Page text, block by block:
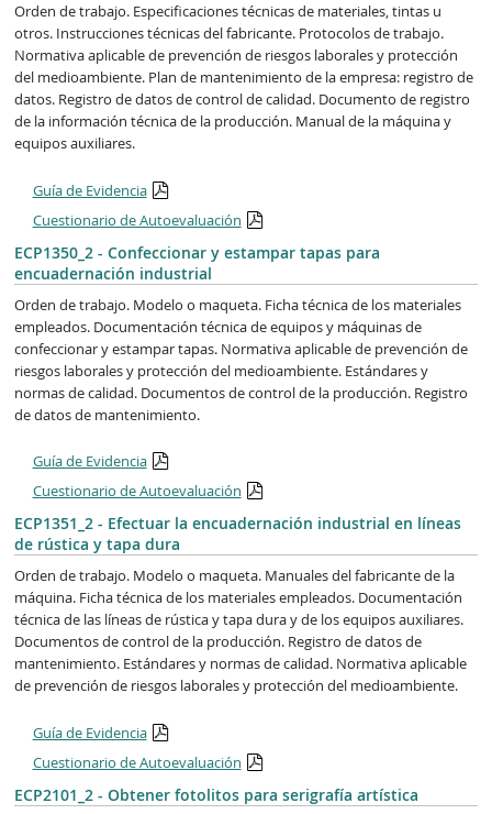
Orden de trabajo. Especificaciones técnicas de materiales, tintas u
otros. Instrucciones técnicas del fabricante. Protocolos de trabajo.
Normativa aplicable de prevención de riesgos laborales y protección
del medioambiente. Plan de mantenimiento de la empresa: registro de
datos. Registro de datos de control de calidad. Documento de registro
de la información técnica de la producción. Manual de la máquina y
equipos auxiliares.
Guía de Evidencia
Cuestionario de Autoevaluación
ECP1350_2 - Confeccionar y estampar tapas para
encuadernación industrial
Orden de trabajo. Modelo o maqueta. Ficha técnica de los materiales
empleados. Documentación técnica de equipos y máquinas de
confeccionar y estampar tapas. Normativa aplicable de prevención de
riesgos laborales y protección del medioambiente. Estándares y
normas de calidad. Documentos de control de la producción. Registro
de datos de mantenimiento.
Guía de Evidencia
Cuestionario de Autoevaluación
ECP1351_2 - Efectuar la encuadernación industrial en líneas
de rústica y tapa dura
Orden de trabajo. Modelo o maqueta. Manuales del fabricante de la
máquina. Ficha técnica de los materiales empleados. Documentación
técnica de las líneas de rústica y tapa dura y de los equipos auxiliares.
Documentos de control de la producción. Registro de datos de
mantenimiento. Estándares y normas de calidad. Normativa aplicable
de prevención de riesgos laborales y protección del medioambiente.
Guía de Evidencia
Cuestionario de Autoevaluación
ECP2101_2 - Obtener fotolitos para serigrafía artística